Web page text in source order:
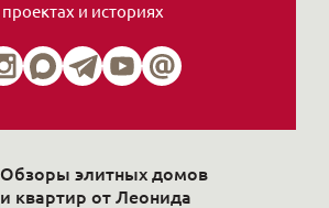
проектах и историях
Обзоры элитных домов
и квартир от Леонида